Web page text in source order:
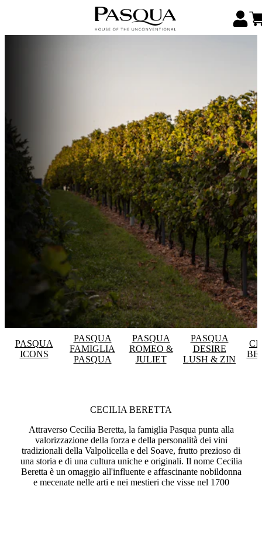
PASQUA
ICONS
PASQUA
FAMIGLIA
PASQUA
PASQUA
ROMEO &
JULIET
PASQUA
DESIRE
LUSH & ZIN
CECILIA BERETTA
Attraverso Cecilia Beretta, la famiglia Pasqua punta alla
valorizzazione della forza e della personalità dei vini
tradizionali della Valpolicella e del Soave, frutto prezioso di
una storia e di una cultura uniche e originali. Il nome Cecilia
Beretta è un omaggio all'influente e affascinante nobildonna
e mecenate nelle arti e nei mestieri che visse nel 1700